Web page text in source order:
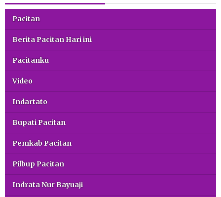
Pacitan
Berita Pacitan Hari ini
Pacitanku
Video
Indartato
Bupati Pacitan
Pemkab Pacitan
Pilbup Pacitan
Indrata Nur Bayuaji